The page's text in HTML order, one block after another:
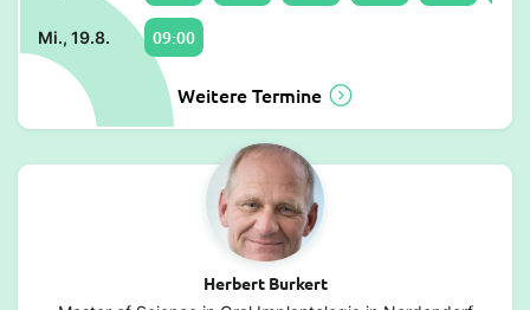
Mi., 19.8. 09:00
Weitere Termine
Herbert Burkert